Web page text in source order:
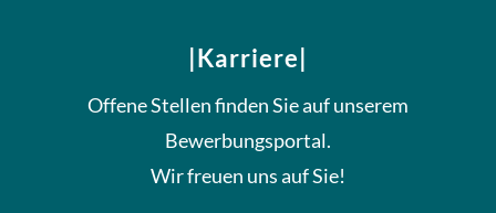
|Karriere|
Offene Stellen finden Sie auf unserem
Bewerbungsportal.
Wir freuen uns auf Sie!